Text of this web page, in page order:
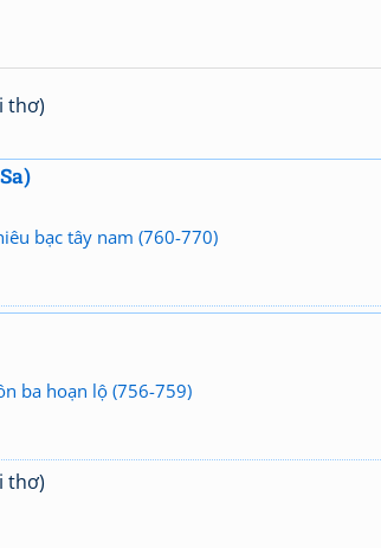
thơ)
bạc tây nam (760-770)
ba hoạn lộ (756-759)
thơ)